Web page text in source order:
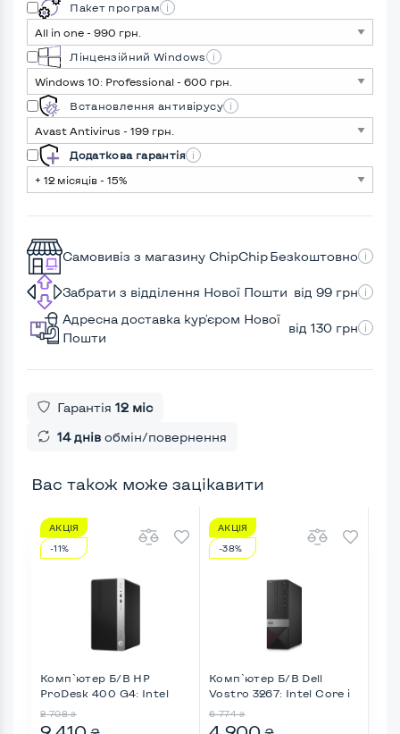
Пакет програм
Лінцензійний Windows
Встановлення антивірусу
Додаткова гарантія
Самовивіз з магазину ChipChipБезкоштовно
Забрати з відділення Нової Пошти від 99 грн
Адресна доставка кур'єром Нової
Пошти
від 130 грн
Гарантія 12 міс
14 днів обмін/повернення
Вас також може зацікавити
АКЦІЯ
-11%
Комп`ютер Б/В HP
ProDesk 400 G4: Intel
2 708 ₴
АКЦІЯ
-38%
Комп`ютер Б/В Dell
Vostro 3267: Intel Core i
6 774 ₴